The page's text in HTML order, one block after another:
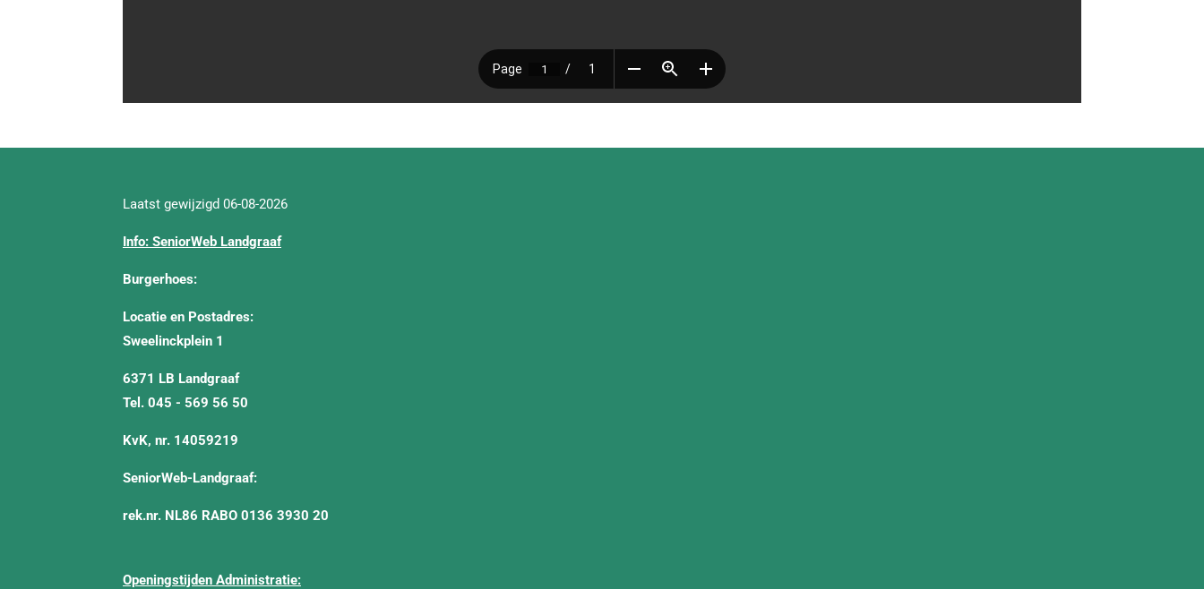
Laatst gewijzigd 06-08-2026
Info: SeniorWeb Landgraaf
Burgerhoes:
Locatie en Postadres:
Sweelinckplein 1
6371 LB Landgraaf
Tel. 045 - 569 56 50
KvK, nr. 14059219
SeniorWeb-Landgraaf:
rek.nr. NL86 RABO 0136 3930 20
Openingstijden Administratie: